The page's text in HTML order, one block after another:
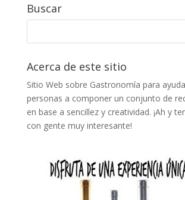
Buscar
Acerca de este sitio
Sitio Web sobre Gastronomía para
personas a componer un conjunto de
en base a sencillez y creatividad. ¡Ah y
con gente muy interesante!